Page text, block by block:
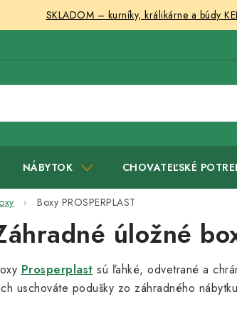
SKLADOM – kurníky, králikárne a búdy
NÁBYTOK CHOVATEĽSKÉ
Boxy PROSPERPLAST
úložné
Prosperplast sú ľahké, odvetrané a
uschováte podušky zo záhradného